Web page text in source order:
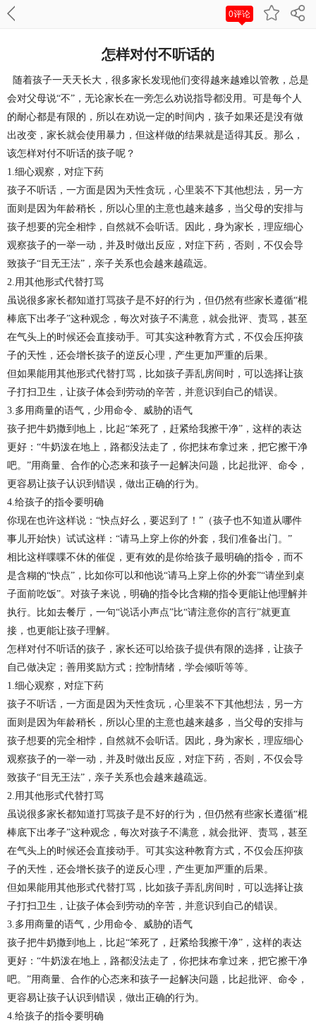
0评论
怎样对付不听话的
随着孩子一天天长大，很多家长发现他们变得越来越难以管教，总是
会对父母说“不”，无论家长在一旁怎么劝说指导都没用。可是每个人
的耐心都是有限的，所以在劝说一定的时间内，孩子如果还是没有做
出改变，家长就会使用暴力，但这样做的结果就是适得其反。那么，
该怎样对付不听话的孩子呢？
1.细心观察，对症下药
孩子不听话，一方面是因为天性贪玩，心里装不下其他想法，另一方
面则是因为年龄稍长，所以心里的主意也越来越多，当父母的安排与
孩子想要的完全相悖，自然就不会听话。因此，身为家长，理应细心
观察孩子的一举一动，并及时做出反应，对症下药，否则，不仅会导
致孩子“目无王法”，亲子关系也会越来越疏远。
2.用其他形式代替打骂
虽说很多家长都知道打骂孩子是不好的行为，但仍然有些家长遵循“棍
棒底下出孝子”这种观念，每次对孩子不满意，就会批评、责骂，甚至
在气头上的时候还会直接动手。可其实这种教育方式，不仅会压抑孩
子的天性，还会增长孩子的逆反心理，产生更加严重的后果。
但如果能用其他形式代替打骂，比如孩子弄乱房间时，可以选择让孩
子打扫卫生，让孩子体会到劳动的辛苦，并意识到自己的错误。
3.多用商量的语气，少用命令、威胁的语气
孩子把牛奶撒到地上，比起“笨死了，赶紧给我擦干净”，这样的表达
更好：“牛奶泼在地上，路都没法走了，你把抹布拿过来，把它擦干净
吧。”用商量、合作的心态来和孩子一起解决问题，比起批评、命令，
更容易让孩子认识到错误，做出正确的行为。
4.给孩子的指令要明确
你现在也许这样说：“快点好么，要迟到了！”（孩子也不知道从哪件
事儿开始快）试试这样：“请马上穿上你的外套，我们准备出门。”
相比这样喋喋不休的催促，更有效的是你给孩子最明确的指令，而不
是含糊的“快点”，比如你可以和他说“请马上穿上你的外套”“请坐到桌
子面前吃饭”。对孩子来说，明确的指令比含糊的指令更能让他理解并
执行。比如去餐厅，一句“说话小声点”比“请注意你的言行”就更直
接，也更能让孩子理解。
怎样对付不听话的孩子，家长还可以给孩子提供有限的选择，让孩子
自己做决定；善用奖励方式；控制情绪，学会倾听等等。
1.细心观察，对症下药
孩子不听话，一方面是因为天性贪玩，心里装不下其他想法，另一方
面则是因为年龄稍长，所以心里的主意也越来越多，当父母的安排与
孩子想要的完全相悖，自然就不会听话。因此，身为家长，理应细心
观察孩子的一举一动，并及时做出反应，对症下药，否则，不仅会导
致孩子“目无王法”，亲子关系也会越来越疏远。
2.用其他形式代替打骂
虽说很多家长都知道打骂孩子是不好的行为，但仍然有些家长遵循“棍
棒底下出孝子”这种观念，每次对孩子不满意，就会批评、责骂，甚至
在气头上的时候还会直接动手。可其实这种教育方式，不仅会压抑孩
子的天性，还会增长孩子的逆反心理，产生更加严重的后果。
但如果能用其他形式代替打骂，比如孩子弄乱房间时，可以选择让孩
子打扫卫生，让孩子体会到劳动的辛苦，并意识到自己的错误。
3.多用商量的语气，少用命令、威胁的语气
孩子把牛奶撒到地上，比起“笨死了，赶紧给我擦干净”，这样的表达
更好：“牛奶泼在地上，路都没法走了，你把抹布拿过来，把它擦干净
吧。”用商量、合作的心态来和孩子一起解决问题，比起批评、命令，
更容易让孩子认识到错误，做出正确的行为。
4.给孩子的指令要明确